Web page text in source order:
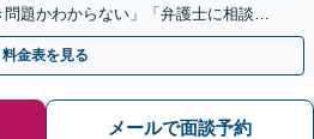
題かわからない」「弁護士に相談し
もぜひご相談ください
料金表を見る
メールで面談予約